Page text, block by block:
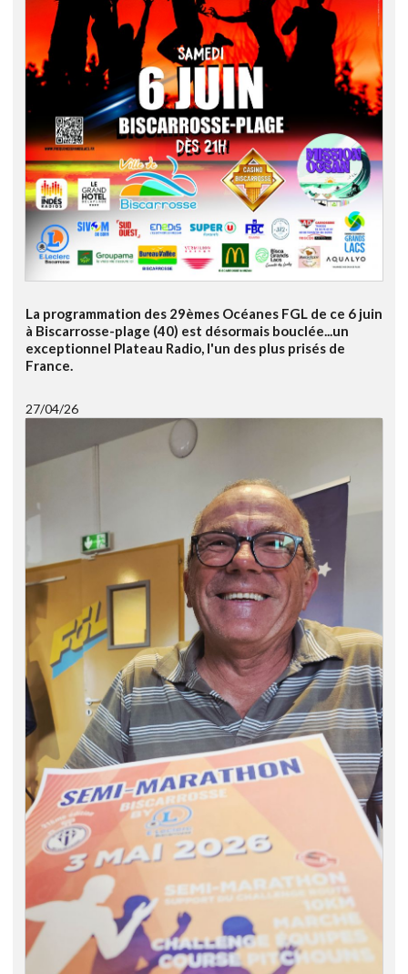
La programmation des 29èmes Océanes FGL de ce 6 juin
à Biscarrosse-plage (40) est désormais bouclée...un
exceptionnel Plateau Radio, l'un des plus prisés de
France.
27/04/26